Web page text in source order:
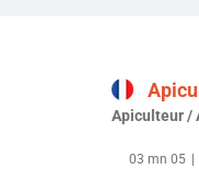
Apiculteur /
03 mn 05